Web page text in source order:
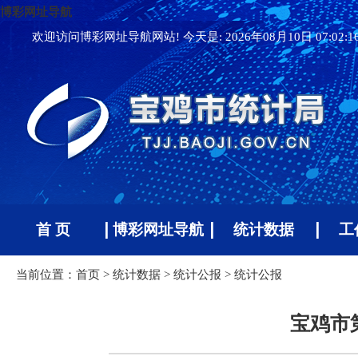
博彩网址导航
欢迎访问博彩网址导航网站! 今天是:2026年08月10日
首 页 博彩网址导航 统计数据 工
当前位置： 首页 > 统计数据 > 统计公报 > 统计公报
宝鸡市